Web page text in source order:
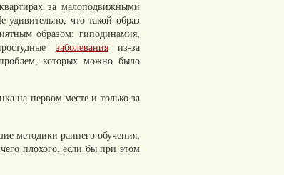
за малоподвижными
что такой образ
образом: гиподинамия,
заболеванияиз-за
которых можно было
на первом месте и только за
методики раннего обучения,
плохого, если бы при этом